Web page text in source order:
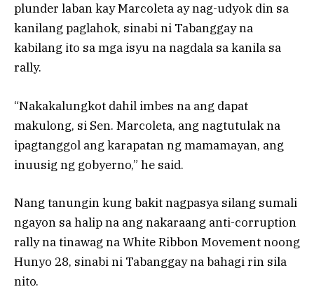
plunder laban kay Marcoleta ay nag-udyok din sa
kanilang paglahok, sinabi ni Tabanggay na
kabilang ito sa mga isyu na nagdala sa kanila sa
rally.
“Nakakalungkot dahil imbes na ang dapat
makulong, si Sen. Marcoleta, ang nagtutulak na
ipagtanggol ang karapatan ng mamamayan, ang
inuusig ng gobyerno,” he said.
Nang tanungin kung bakit nagpasya silang sumali
ngayon sa halip na ang nakaraang anti-corruption
rally na tinawag na White Ribbon Movement noong
Hunyo 28, sinabi ni Tabanggay na bahagi rin sila
nito.